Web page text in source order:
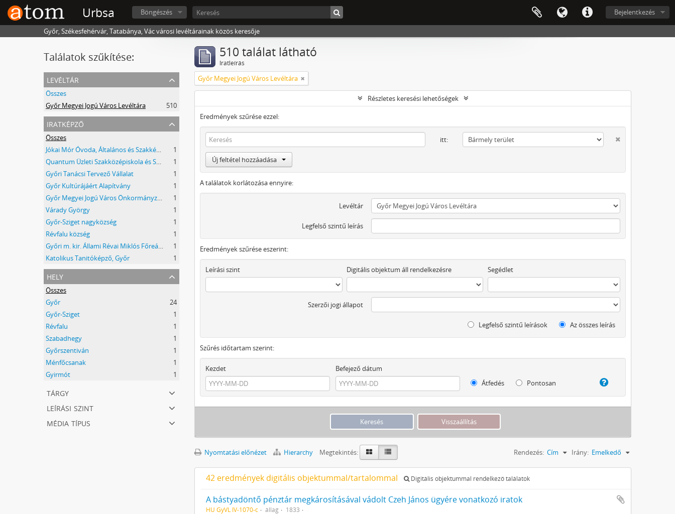
Urbsa Bejelentkezés
Böngészés
Győr, Székesfehérvár, Tatabánya, Vác városi levéltárainak közös keresője
Találatok szűkítése:
levéltár
Összes
Győr Megyei Jogú Város Levéltára
510
iratképző
Összes
Jókai Mór Óvoda, Általános és Szakképző Iskola, Győr
1
Quantum Üzleti Szakközépiskola és Szakiskola, Győr
1
Győri Tanácsi Tervező Vállalat
1
Győr Kultúrájáért Alapítvány
1
Győr Megyei Jogú Város Önkormányzata
1
Várady György
1
Győr-Sziget nagyközség
1
Révfalu község
1
Győri m. kir. Állami Révai Miklós Főreáliskola
1
Katolikus Tanitóképző, Győr
1
hely
Összes
Győr
24
Győr-Sziget
1
Révfalu
1
Szabadhegy
1
Győrszentiván
1
Ménfőcsanak
1
Gyirmót
1
tárgy
leírási szint
média típus
510 találat látható
Iratleírás
Győr Megyei Jogú Város Levéltára
Részletes keresési lehetőségek
Eredmények szűrése ezzel:
itt:
Új feltétel hozzáadása
A találatok korlátozása ennyire:
Levéltár
Legfelső szintű leírás
Eredmények szűrése eszerint:
Leírási szint Digitális objektum áll rendelkezésre Segédlet
Szerzői jogi állapot
Legfelső szintű leírások Az összes leírás
Szűrés időtartam szerint:
Kezdet
Befejező dátum
Átfedés
Pontosan
Nyomtatási előnézet Hierarchy Megtekintés: Rendezés: Cím Irány: Emelkedő
42 eredmények digitális objektummal/tartalommal Digitális objektummal rendelkező találatok
A bástyadöntő pénztár megkárosításával vádolt Czeh János ügyére vonatkozó iratok
HU GyVL IV-1070-c állag
1833